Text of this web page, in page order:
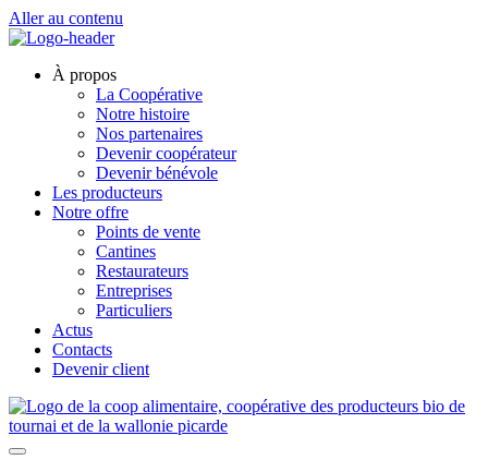
Aller au contenu
À propos
La Coopérative
Notre histoire
Nos partenaires
Devenir coopérateur
Devenir bénévole
Les producteurs
Notre offre
Points de vente
Cantines
Restaurateurs
Entreprises
Particuliers
Actus
Contacts
Devenir client